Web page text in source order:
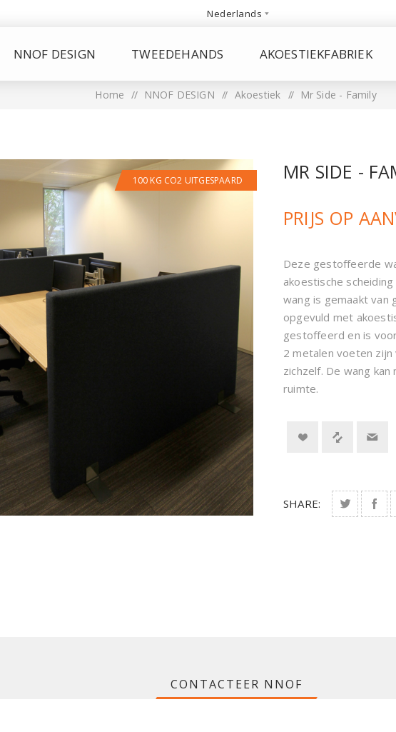
NNOF DESIGN TWEEDEHANDS AKOESTIEKFABRIEK
Home / NNOF DESIGN / Akoestiek / Mr Side - Family
100 KG CO2 UITGESPAARD
MR SIDE -
PRIJS OP
Deze gestoffeerde
akoestische
wang is gemaakt van
opgevuld met
gestoffeerd en is
2 metalen voeten
zichzelf. De wang
ruimte.
SHARE:
CONTACTEER NNOF